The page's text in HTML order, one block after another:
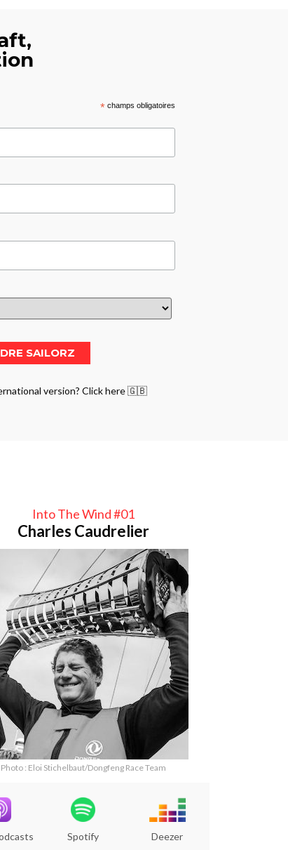
*champs obligatoires
version? Click here 🇬🇧
Into The Wind #01
Charles Caudrelier
Photo : Eloi Stichelbaut/Dongfeng Race Team
Spotify Deezer